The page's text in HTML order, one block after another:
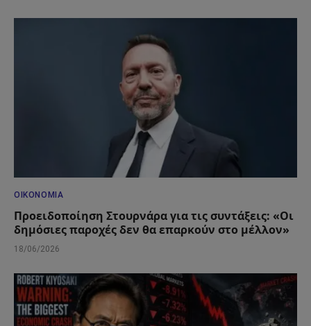
ΟΙΚΟΝΟΜΊΑ
Προειδοποίηση Στουρνάρα για τις συντάξεις: «Οι
δημόσιες παροχές δεν θα επαρκούν στο μέλλον»
18/06/2026